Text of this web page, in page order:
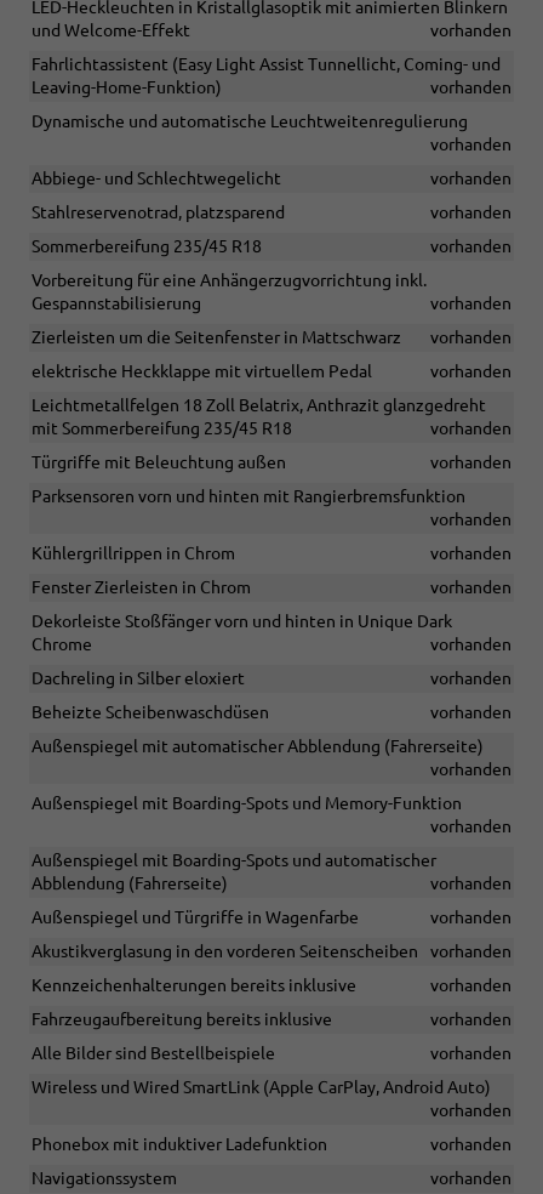
LED-Heckleuchten in Kristallglasoptik mit animierten Blinkern
und Welcome-Effekt
vorhanden
Fahrlichtassistent (Easy Light Assist Tunnellicht, Coming- und
Leaving-Home-Funktion)
vorhanden
Dynamische und automatische Leuchtweitenregulierung
vorhanden
Abbiege- und Schlechtwegelicht
vorhanden
Stahlreservenotrad, platzsparend
vorhanden
Sommerbereifung 235/45 R18
vorhanden
Vorbereitung für eine Anhängerzugvorrichtung inkl.
Gespannstabilisierung
vorhanden
Zierleisten um die Seitenfenster in Mattschwarz
vorhanden
elektrische Heckklappe mit virtuellem Pedal
vorhanden
Leichtmetallfelgen 18 Zoll Belatrix, Anthrazit glanzgedreht
mit Sommerbereifung 235/45 R18
vorhanden
Türgriffe mit Beleuchtung außen
vorhanden
Parksensoren vorn und hinten mit Rangierbremsfunktion
vorhanden
Kühlergrillrippen in Chrom
vorhanden
Fenster Zierleisten in Chrom
vorhanden
Dekorleiste Stoßfänger vorn und hinten in Unique Dark
Chrome
vorhanden
Dachreling in Silber eloxiert
vorhanden
Beheizte Scheibenwaschdüsen
vorhanden
Außenspiegel mit automatischer Abblendung (Fahrerseite)
vorhanden
Außenspiegel mit Boarding-Spots und Memory-Funktion
vorhanden
Außenspiegel mit Boarding-Spots und automatischer
Abblendung (Fahrerseite)
vorhanden
Außenspiegel und Türgriffe in Wagenfarbe
vorhanden
Akustikverglasung in den vorderen Seitenscheiben
vorhanden
Kennzeichenhalterungen bereits inklusive
vorhanden
Fahrzeugaufbereitung bereits inklusive
vorhanden
Alle Bilder sind Bestellbeispiele
vorhanden
Wireless und Wired SmartLink (Apple CarPlay, Android Auto)
vorhanden
Phonebox mit induktiver Ladefunktion
vorhanden
Navigationssystem
vorhanden